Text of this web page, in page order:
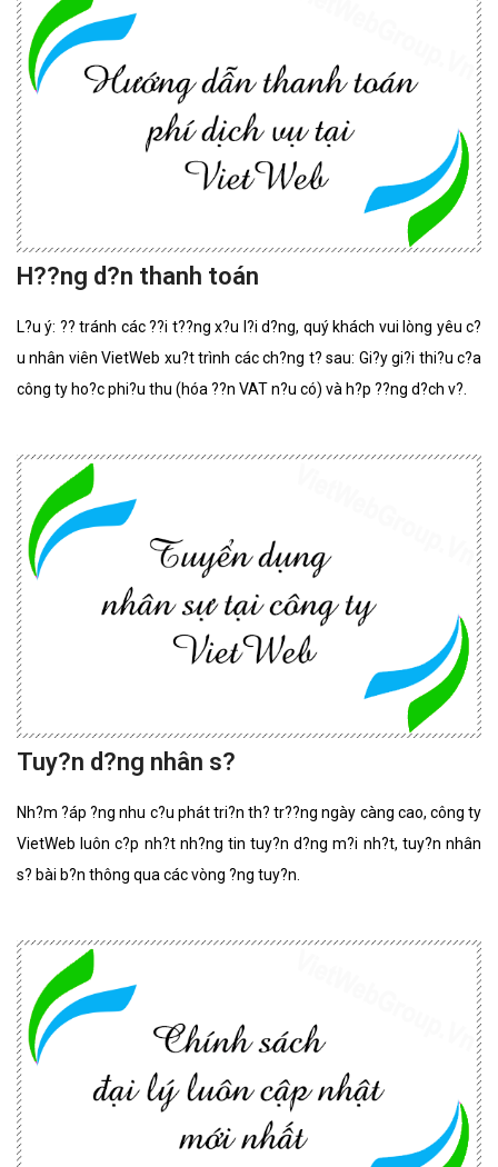
H??ng d?n thanh toán
L?u ý: ?? tránh các ??i t??ng x?u l?i d?ng, quý khách vui lòng yêu c?
u nhân viên VietWeb xu?t trình các ch?ng t? sau: Gi?y gi?i thi?u c?a
công ty ho?c phi?u thu (hóa ??n VAT n?u có) và h?p ??ng d?ch v?.
Tuy?n d?ng nhân s?
Nh?m ?áp ?ng nhu c?u phát tri?n th? tr??ng ngày càng cao, công ty
VietWeb luôn c?p nh?t nh?ng tin tuy?n d?ng m?i nh?t, tuy?n nhân
s? bài b?n thông qua các vòng ?ng tuy?n.